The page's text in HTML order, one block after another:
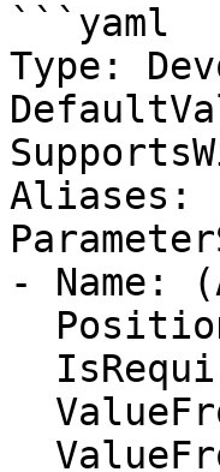
```yaml
Type:
Aliases:
- Name: